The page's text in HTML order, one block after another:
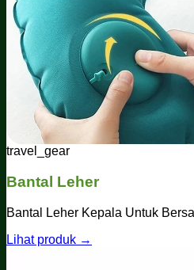
travel_gear
Bantal Leher
Bantal Leher Kepala Untuk
Lihat produk →